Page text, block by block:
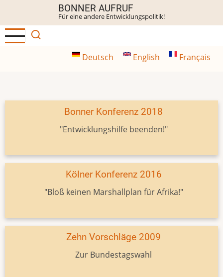
Inhalt
BONNER AUFRUF
Für eine andere Entwicklungspolitik!
Deutsch English Français
Bonner Konferenz 2018
"Entwicklungshilfe beenden!"
Kölner Konferenz 2016
"Bloß keinen Marshallplan für Afrika!"
Zehn Vorschläge 2009
Zur Bundestagswahl